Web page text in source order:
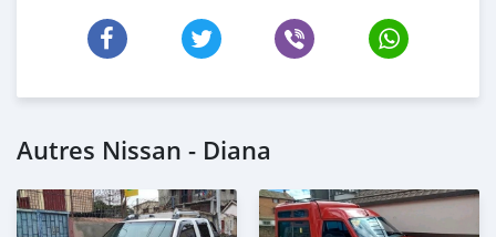
Autres Nissan - Diana